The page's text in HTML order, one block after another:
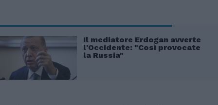
Il mediatore Erdogan avverte
l'Occidente: "Così provocate
la Russia"